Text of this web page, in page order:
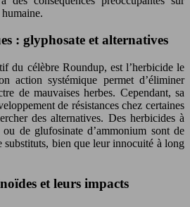
: glyphosate et alternatives
du célèbre Roundup, est l’herbicide le
action systémique permet d’éliminer
de mauvaises herbes. Cependant, sa
de résistances chez certaines
des alternatives. Des herbicides à
ou de glufosinate d’ammonium sont de
substituts, bien que leur innocuité à long
et leurs impacts